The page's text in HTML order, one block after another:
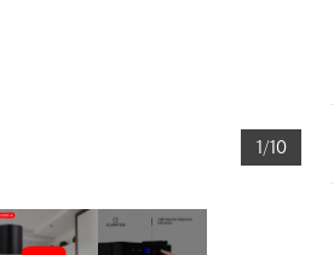
1/10